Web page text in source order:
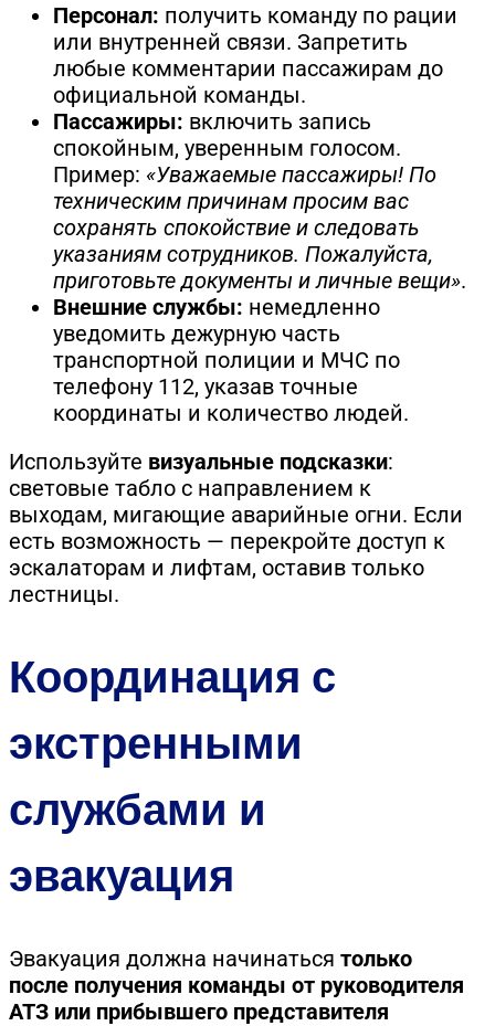
Персонал: получить команду по рации
или внутренней связи. Запретить
любые комментарии пассажирам до
официальной команды.
Пассажиры: включить запись
спокойным, уверенным голосом.
Пример: «Уважаемые пассажиры! По
техническим причинам просим вас
сохранять спокойствие и следовать
указаниям сотрудников. Пожалуйста,
приготовьте документы и личные вещи».
Внешние службы: немедленно
уведомить дежурную часть
транспортной полиции и МЧС по
телефону 112, указав точные
координаты и количество людей.
Используйте визуальные подсказки:
световые табло с направлением к
выходам, мигающие аварийные огни. Если
есть возможность — перекройте доступ к
эскалаторам и лифтам, оставив только
лестницы.
Координация с
экстренными
службами и
эвакуация
Эвакуация должна начинаться только
после получения команды от руководителя
АТЗ или прибывшего представителя